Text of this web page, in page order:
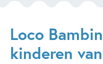
Loco
kinderen